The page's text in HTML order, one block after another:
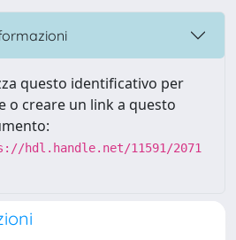
questo identificativo per
o creare un link a questo
hdl.handle.net/11591/2071